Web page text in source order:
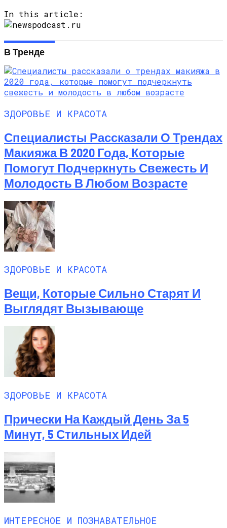
In this article:
В Тренде
ЗДОРОВЬЕ И КРАСОТА
Специалисты Рассказали О Трендах
Макияжа В 2020 Года, Которые
Помогут Подчеркнуть Свежесть И
Молодость В Любом Возрасте
ЗДОРОВЬЕ И КРАСОТА
Вещи, Которые Сильно Старят И
Выглядят Вызывающе
ЗДОРОВЬЕ И КРАСОТА
Прически На Каждый День За 5
Минут, 5 Стильных Идей
ИНТЕРЕСНОЕ И ПОЗНАВАТЕЛЬНОЕ